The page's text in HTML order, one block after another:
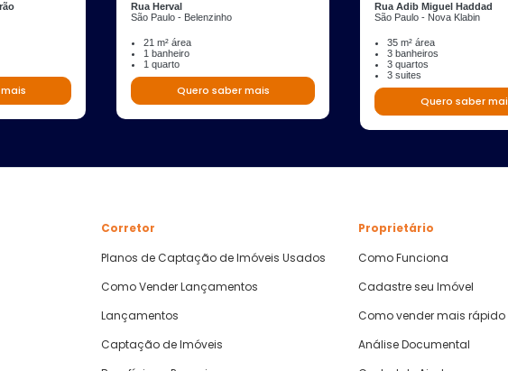
Rua Herval
São Paulo - Belenzinho
21 m² área
1 banheiro
1 quarto
Quero saber mais
Rua Adib Miguel Haddad
São Paulo - Nova Klabin
35 m² área
3 banheiros
3 quartos
3 suites
Quero saber
Corretor
Planos de Captação de Imóveis Usados
Como Vender Lançamentos
Lançamentos
Captação de Imóveis
Proprietário
Como Funciona
Cadastre seu Imóvel
Como vender mais rápido
Análise Documental